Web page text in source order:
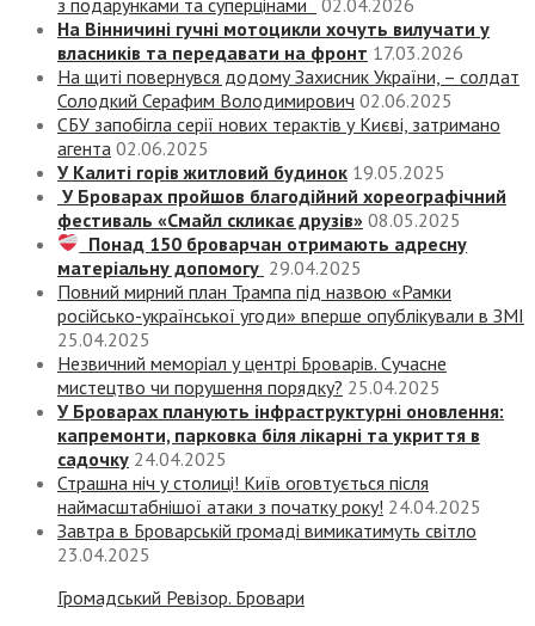
На Вінничині гучні мотоцикли хочуть вилучати у
власників та передавати на фронт 17.03.2026
На щиті повернувся додому Захисник України, – солдат
Солодкий Серафим Володимирович 02.06.2025
СБУ запобігла серії нових терактів у Києві, затримано
агента 02.06.2025
У Калиті горів житловий будинок 19.05.2025
У Броварах пройшов благодійний хореографічний
фестиваль «Смайл скликає друзів» 08.05.2025
Понад 150 броварчан отримають адресну
матеріальну допомогу 29.04.2025
Повний мирний план Трампа під назвою «‎Рамки
російсько-української угоди» вперше опублікували в ЗМІ
25.04.2025
Незвичний меморіал у центрі Броварів. Сучасне
мистецтво чи порушення порядку? 25.04.2025
У Броварах планують інфраструктурні оновлення:
капремонти, парковка біля лікарні та укриття в
садочку 24.04.2025
Страшна ніч у столиці! Київ оговтується після
наймасштабнішої атаки з початку року! 24.04.2025
Завтра в Броварській громаді вимикатимуть світло
23.04.2025
Громадський Ревізор. Бровари